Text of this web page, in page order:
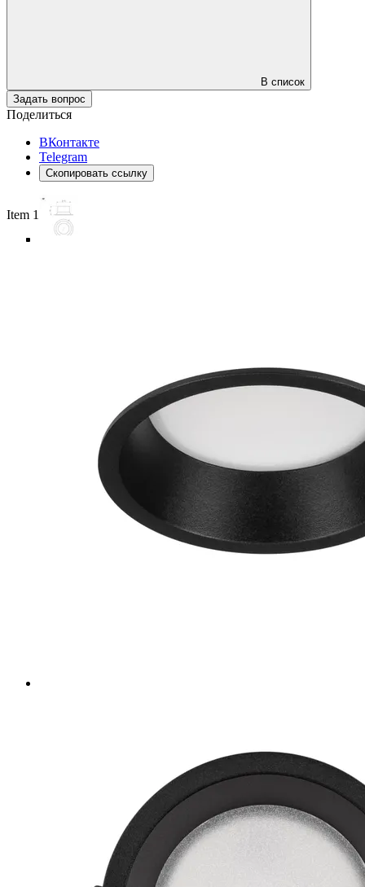
В список
Задать вопрос
Поделиться
ВКонтакте
Telegram
Скопировать ссылку
Item 1 of 6